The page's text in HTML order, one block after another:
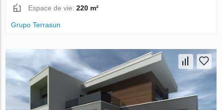
Espace de vie:220 m²
Grupo Terrasun